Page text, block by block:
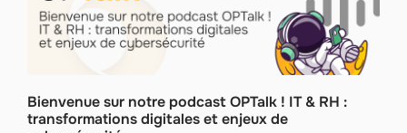
Bienvenue sur notre podcast OPTalk ! IT & RH :
transformations digitales et enjeux de